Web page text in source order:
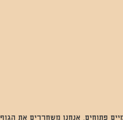
שהיא יותר ממוזיקה, זו מחאה בתדרים גבוהים. ב-14.5, תחת שמיים פתוחים, אנחנו משחררים את הגוף